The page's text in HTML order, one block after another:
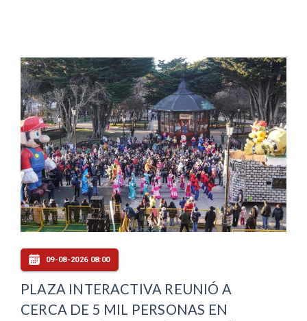
09-08-2026 08:00
PLAZA INTERACTIVA REUNIÓ A
CERCA DE 5 MIL PERSONAS EN